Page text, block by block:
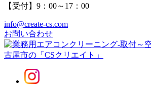
【受付】9：00～17：00
info@create-cs.com
お問い合わせ